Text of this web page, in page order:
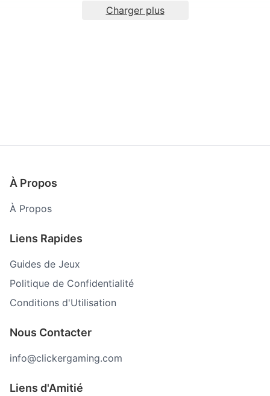
Charger plus
À Propos
À Propos
Liens Rapides
Guides de Jeux
Politique de Confidentialité
Conditions d'Utilisation
Nous Contacter
info@clickergaming.com
Liens d'Amitié